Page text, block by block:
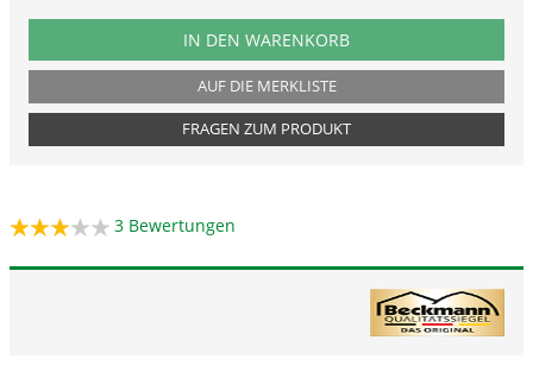
PRODUKTNUMMER PROS130
IN DEN WARENKORB
AUF DIE MERKLISTE
FRAGEN ZUM PRODUKT
3 Bewertungen